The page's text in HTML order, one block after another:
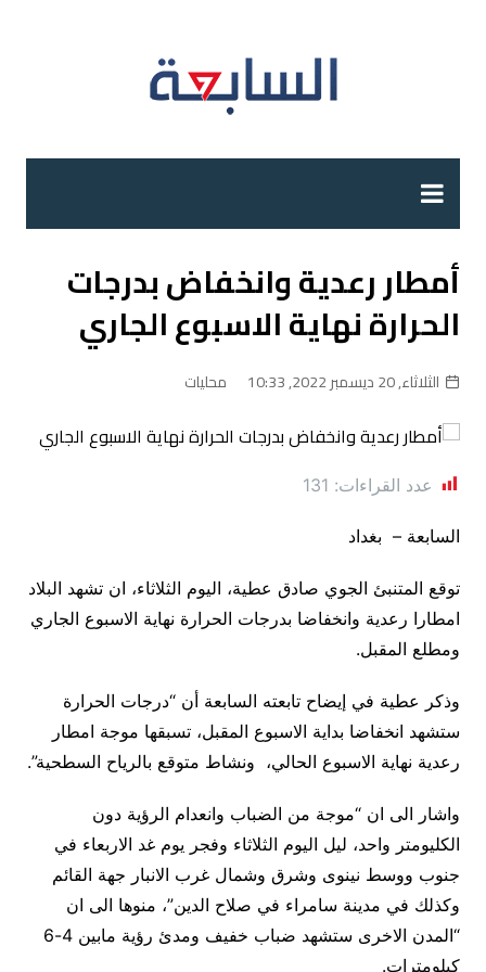
أمطار رعدية وانخفاض بدرجات
الحرارة نهاية الاسبوع الجاري
الثلاثاء, 20 ديسمبر 2022, 10:33 محليات
عدد القراءات: 131
السابعة – بغداد
توقع المتنبئ الجوي صادق عطية، اليوم الثلاثاء، ان تشهد البلاد
امطارا رعدية وانخفاضا بدرجات الحرارة نهاية الاسبوع الجاري
ومطلع المقبل.
وذكر عطية في إيضاح تابعته السابعة أن “درجات الحرارة
ستشهد انخفاضا بداية الاسبوع المقبل، تسبقها موجة امطار
رعدية نهاية الاسبوع الحالي، ونشاط متوقع بالرياح السطحية”.
واشار الى ان “موجة من الضباب وانعدام الرؤية دون
الكليومتر واحد، ليل اليوم الثلاثاء وفجر يوم غد الاربعاء في
جنوب ووسط نينوى وشرق وشمال غرب الانبار جهة القائم
وكذلك في مدينة سامراء في صلاح الدين”، منوها الى ان
“
المدن الاخرى ستشهد ضباب خفيف ومدئ رؤية مابين 4-6
كيلومترات.